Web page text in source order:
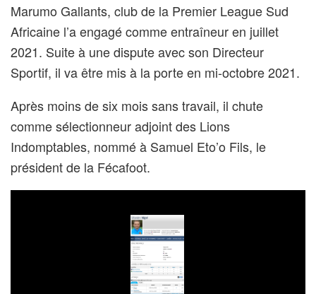
Marumo Gallants, club de la Premier League Sud
Africaine l’a engagé comme entraîneur en juillet
2021. Suite à une dispute avec son Directeur
Sportif, il va être mis à la porte en mi-octobre 2021.
Après moins de six mois sans travail, il chute
comme sélectionneur adjoint des Lions
Indomptables, nommé à Samuel Eto’o Fils, le
président de la Fécafoot.